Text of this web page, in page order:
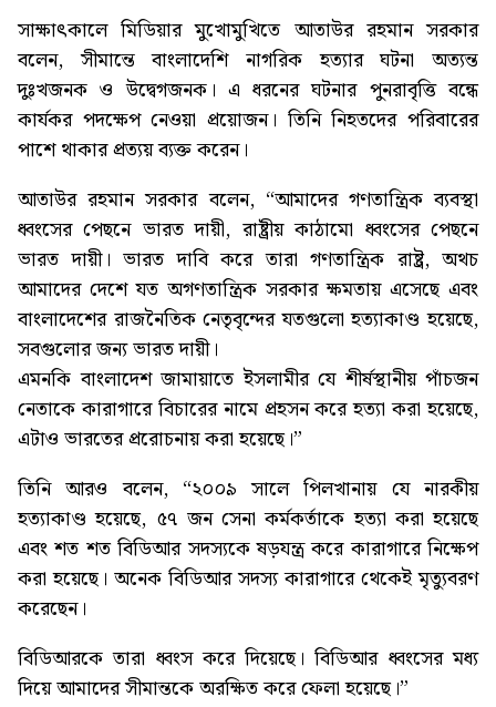
সাক্ষাৎকালে মিডিয়ার মুখোমুখিতে আতাউর রহমান সরকার
বলেন, সীমান্তে বাংলাদেশি নাগরিক হত্যার ঘটনা অত্যন্ত
দুঃখজনক ও উদ্বেগজনক। এ ধরনের ঘটনার পুনরাবৃত্তি বন্ধে
কার্যকর পদক্ষেপ নেওয়া প্রয়োজন। তিনি নিহতদের পরিবারের
পাশে থাকার প্রত্যয় ব্যক্ত করেন।
আতাউর রহমান সরকার বলেন, “আমাদের গণতান্ত্রিক ব্যবস্থা
ধ্বংসের পেছনে ভারত দায়ী, রাষ্ট্রীয় কাঠামো ধ্বংসের পেছনে
ভারত দায়ী। ভারত দাবি করে তারা গণতান্ত্রিক রাষ্ট্র, অথচ
আমাদের দেশে যত অগণতান্ত্রিক সরকার ক্ষমতায় এসেছে এবং
বাংলাদেশের রাজনৈতিক নেতৃবৃন্দের যতগুলো হত্যাকাণ্ড হয়েছে,
সবগুলোর জন্য ভারত দায়ী।
এমনকি বাংলাদেশ জামায়াতে ইসলামীর যে শীর্ষস্থানীয় পাঁচজন
নেতাকে কারাগারে বিচারের নামে প্রহসন করে হত্যা করা হয়েছে,
এটাও ভারতের প্ররোচনায় করা হয়েছে।”
তিনি আরও বলেন, “২০০৯ সালে পিলখানায় যে নারকীয়
হত্যাকাণ্ড হয়েছে, ৫৭ জন সেনা কর্মকর্তাকে হত্যা করা হয়েছে
এবং শত শত বিডিআর সদস্যকে ষড়যন্ত্র করে কারাগারে নিক্ষেপ
করা হয়েছে। অনেক বিডিআর সদস্য কারাগারে থেকেই মৃত্যুবরণ
করেছেন।
বিডিআরকে তারা ধ্বংস করে দিয়েছে। বিডিআর ধ্বংসের মধ্য
দিয়ে আমাদের সীমান্তকে অরক্ষিত করে ফেলা হয়েছে।”